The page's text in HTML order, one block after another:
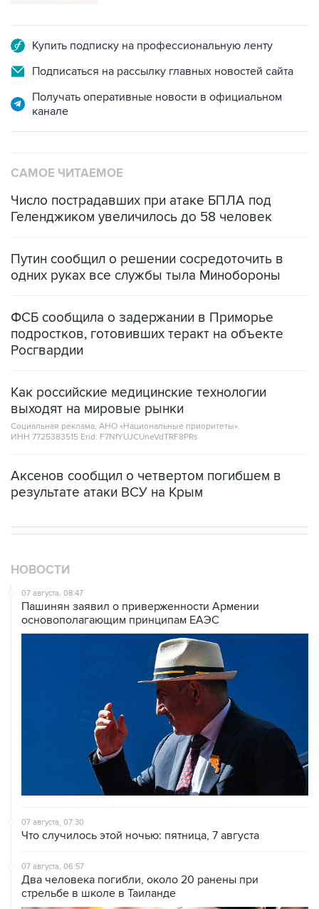
Купить подписку на профессиональную ленту
Подписаться на рассылку главных новостей сайта
Получать оперативные новости в официальном
канале
САМОЕ ЧИТАЕМОЕ
Число пострадавших при атаке БПЛА под
Геленджиком увеличилось до 58 человек
Путин сообщил о решении сосредоточить в
одних руках все службы тыла Минобороны
ФСБ сообщила о задержании в Приморье
подростков, готовивших теракт на объекте
Росгвардии
Как российские медицинские технологии
выходят на мировые рынки
Социальная реклама, АНО «Национальные приоритеты».
ИНН 7725383515 Erid: F7NfYUJCUneVdTRF8PRs
Аксенов сообщил о четвертом погибшем в
результате атаки ВСУ на Крым
НОВОСТИ
07 августа, 08:47
Пашинян заявил о приверженности Армении
основополагающим принципам ЕАЭС
07 августа, 07:30
Что случилось этой ночью: пятница, 7 августа
07 августа, 06:57
Два человека погибли, около 20 ранены при
стрельбе в школе в Таиланде